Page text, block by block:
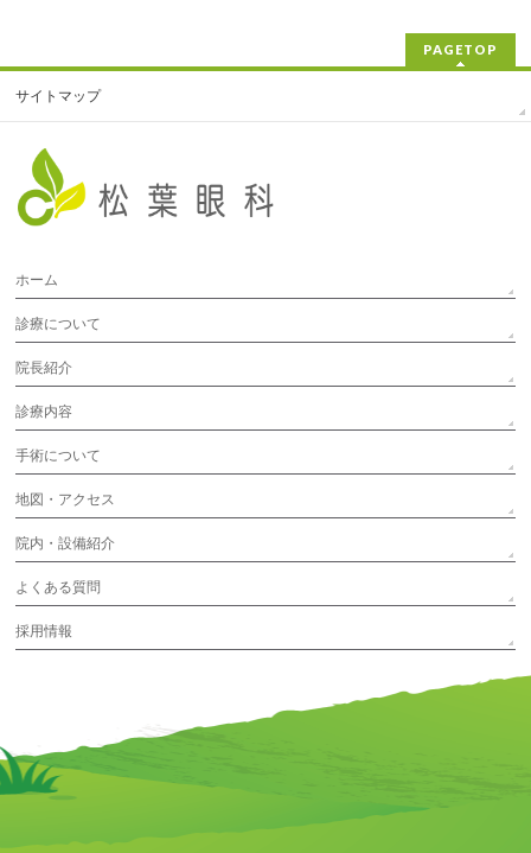
PAGETOP
サイトマップ
ホーム
診療について
院長紹介
診療内容
手術について
地図・アクセス
院内・設備紹介
よくある質問
採用情報